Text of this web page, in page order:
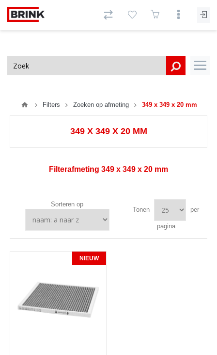
Filters Zoeken op afmeting 349 x 349 x 20 mm
349 X 349 X 20 MM
Filterafmeting 349 x 349 x 20 mm
Sorteren op
Tonen per
pagina
NIEUW